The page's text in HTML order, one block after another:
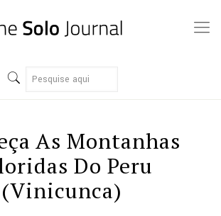
As Montanhas
Do Peru
(Vinicunca)